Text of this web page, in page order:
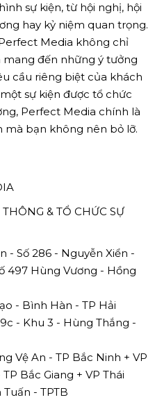
sự kiện, từ hội nghị, hội
hay kỷ niệm quan trọng.
Media không chỉ
đến những ý tưởng
cầu riêng biệt của khách
sự kiện được tổ chức
Perfect Media chính là
bạn không nên bỏ lỡ.
& TỔ CHỨC SỰ
- Số 286 - Nguyễn Xiển -
497 Hùng Vương - Hồng
- Bình Hàn - TP Hải
- Khu 3 - Hùng Thắng -
Vệ An - TP Bắc Ninh + VP
Bắc Giang + VP Thái
- TPTB